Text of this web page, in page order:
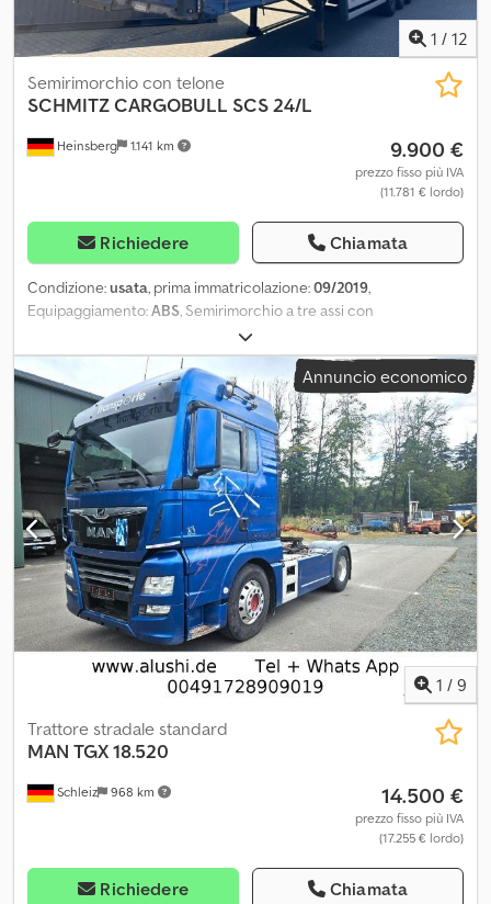
1 / 12
Heinsberg 1.141 km
Semirimorchio con telone
SCHMITZ CARGOBULL SCS 24/L
9.900 €
prezzo fisso più IVA
(11.781 € lordo)
Richiedere Chiamata
Condizione:usata, prima immatricolazione:09/2019,
Equipaggiamento:ABS , Semirimorchio a tre assi con
cassone/telone, marca: Schmitz SCS 24/L, prima immatricolazione:
09/2019, telo di copertura Escha, telo scorrevole, sospensioni
pneumatiche, freni a disco, supporto per ruota di scorta,
certificato di sicurezza del carico, traverse in alluminio, porte a
libro, pneumatici 385/65 R22,5. Dedjzhqvcopfx Ah Askr
Annuncio economico
1 / 9
Schleiz 968 km
Trattore stradale standard
MAN TGX 18.520
14.500 €
prezzo fisso più IVA
(17.255 € lordo)
Richiedere Chiamata